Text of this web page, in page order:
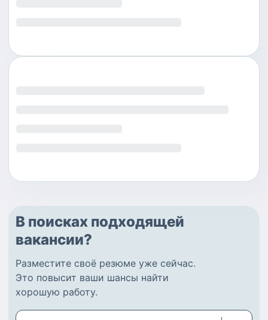
В поисках подходящей
вакансии?
Разместите своё резюме уже сейчас.
Это повысит ваши шансы найти
хорошую работу.